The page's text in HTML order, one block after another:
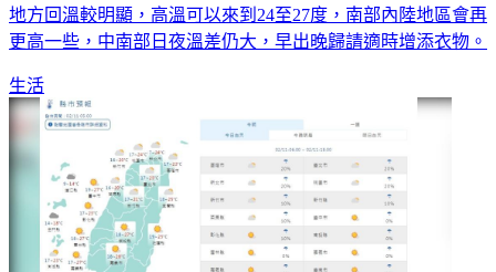
地方回溫較明顯，高溫可以來到24至27度，南部內陸地區會再
更高一些，中南部日夜溫差仍大，早出晚歸請適時增添衣物。
生活